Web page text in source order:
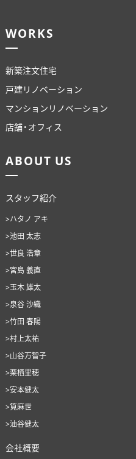
WORKS
新築注文住宅
戸建リノベーション
マンションリノベーション
店舗・オフィス
ABOUT US
スタッフ紹介
>ハタノ アキ
>池田 太志
>世良 浩章
>宮島 義直
>玉木 雄太
>泉谷 沙織
>竹田 春陽
>村上太祐
>山谷万智子
>栗栖里穂
>安本健太
>筧麻世
>油谷健太
会社概要